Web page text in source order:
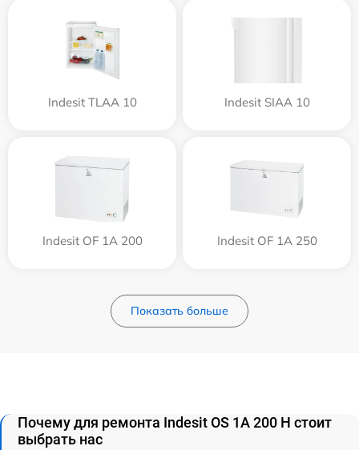
Indesit TLAA 10 Indesit SIAA 10
Indesit OF 1A 200 Indesit OF 1A 250
Показать больше
Почему для ремонта Indesit OS 1A 200 H стоит
выбрать нас